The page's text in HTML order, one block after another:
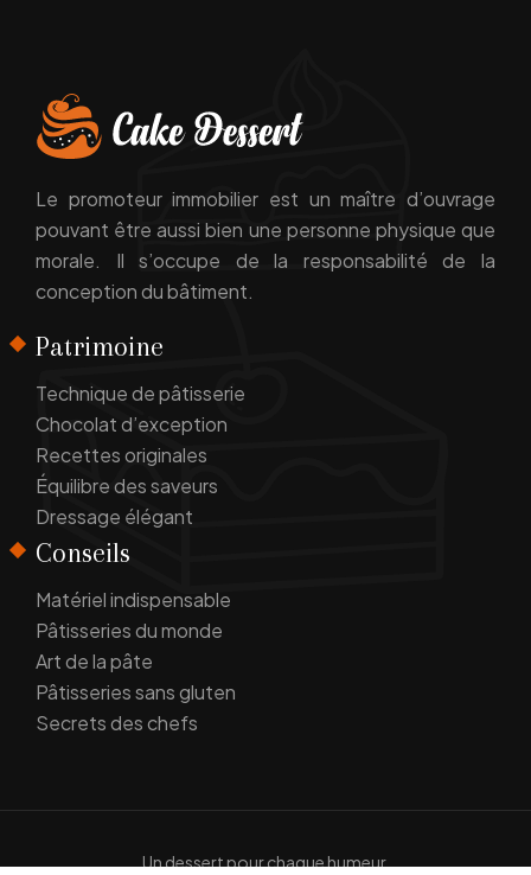
Le promoteur immobilier est un maître d’ouvrage
pouvant être aussi bien une personne physique que
morale. Il s’occupe de la responsabilité de la
conception du bâtiment.
Patrimoine
Technique de pâtisserie
Chocolat d’exception
Recettes originales
Équilibre des saveurs
Dressage élégant
Conseils
Matériel indispensable
Pâtisseries du monde
Art de la pâte
Pâtisseries sans gluten
Secrets des chefs
Un dessert pour chaque humeur.